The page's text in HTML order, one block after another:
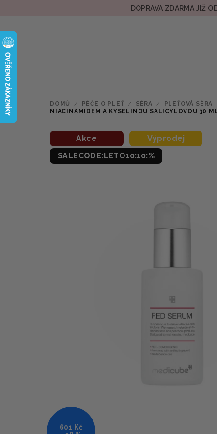
DOPRAVA ZDARMA JIŽ
DOMŮ / PÉČE O PLEŤ / SÉRA / PLEŤOVÁ SÉRA
NIACINAMIDEM A KYSELINOU SALICYLOVOU 30
Akce
Výprodej
SALECODE:LETO10:10:%
601 Kč